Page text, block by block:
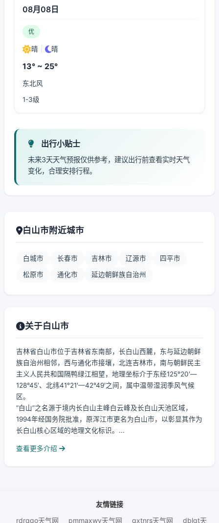
08月08日
优
晴 晴
13° ~ 25°
东北风
1-3级
出行小贴士
未来3天天气预报仅供参考，建议出行前查看实时天气
变化，合理安排行程。
白山市附近城市
白城市 长春市 吉林市 辽源市 四平市
松原市 通化市 延边朝鲜族自治州
关于白山市
吉林省白山市位于吉林省东南部，长白山西麓，东与延边朝鲜
族自治州相邻，西与通化市接壤，北连吉林市，南与朝鲜民主
主义人民共和国隔鸭绿江相望，地理坐标介于东经125°20′—
128°45′、北纬41°21′—42°49′之间，属中温带湿润季风气候
区。
“白山”之名源于境内长白山主峰白云峰及长白山天池区域，
1994年经国务院批准，原浑江市更名为白山市，以彰显其作为
长白山核心区域的地理文化标识。...
查看更多介绍
友情链接
rdrqqo天气网
pmmaxwy天气网 qxtnrs天气网 dblgt天